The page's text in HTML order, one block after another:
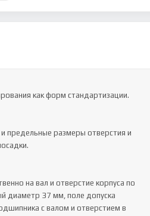
как форм стандартизации.
предельные размеры отверстия и
на вал и отверстие корпуса по
диаметр 37 мм, поле допуска
с валом и отверстием в